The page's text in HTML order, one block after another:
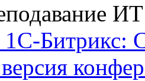
1С-Битрикс: